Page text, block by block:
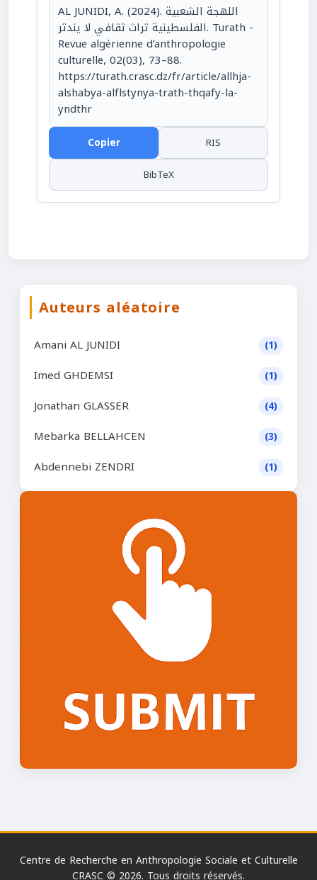
AL JUNIDI, A. (2024). اللهجة الشعبية
الفلسطينية تراث ثقافي لا يندثر. Turath -
Revue algérienne d’anthropologie
culturelle, 02(03), 73–88.
https://turath.crasc.dz/fr/article/allhja-
alshabya-alflstynya-trath-thqafy-la-
yndthr
Copier
RIS
BibTeX
Auteurs aléatoire
Amani AL JUNIDI (1)
Imed GHDEMSI (1)
Jonathan GLASSER (4)
Mebarka BELLAHCEN (3)
Abdennebi ZENDRI (1)
Centre de Recherche en Anthropologie Sociale et Culturelle
CRASC © 2026. Tous droits réservés.